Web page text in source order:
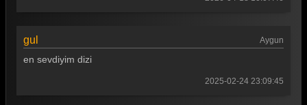
Gelin 356. Bölüm
gul Aygun
en sevdiyim dizi
2025-02-24 23:09:45